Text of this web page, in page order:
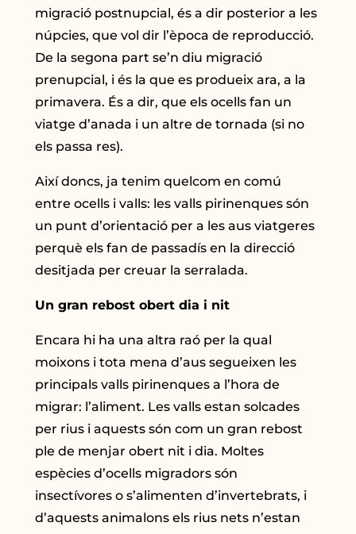
migració postnupcial, és a dir posterior a les
núpcies, que vol dir l’època de reproducció.
De la segona part se’n diu migració
prenupcial, i és la que es produeix ara, a la
primavera. És a dir, que els ocells fan un
viatge d’anada i un altre de tornada (si no
els passa res).
Així doncs, ja tenim quelcom en comú
entre ocells i valls: les valls pirinenques són
un punt d’orientació per a les aus viatgeres
perquè els fan de passadís en la direcció
desitjada per creuar la serralada.
Un gran rebost obert dia i nit
Encara hi ha una altra raó per la qual
moixons i tota mena d’aus segueixen les
principals valls pirinenques a l’hora de
migrar: l’aliment. Les valls estan solcades
per rius i aquests són com un gran rebost
ple de menjar obert nit i dia. Moltes
espècies d’ocells migradors són
insectívores o s’alimenten d’invertebrats, i
d’aquests animalons els rius nets n’estan